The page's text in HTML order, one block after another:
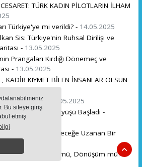
Bu siteye giriş
etmiş
TÜRK KADIN PİLOTLARIN İLHAM
Türkiye'ye mi verildi? - 14.05.2025
Sis: Türkiye'nin Ruhsal Dirilişi ve
- 13.05.2025
Prangaları Kırdığı Dönemeç ve
- 13.05.2025
KADİR KIYMET BİLEN İNSANLAR OLSUN
Nankörlüğü -
11.05.2025
Medeniyet Yürüyüşü Başladı -
Tarihten Geleceğe Uzanan Bir
Bakıyor: Çöküş mü, Dönüşüm mü? -